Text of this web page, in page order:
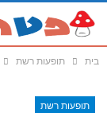
בית תופעות רשת
תופעות רשת